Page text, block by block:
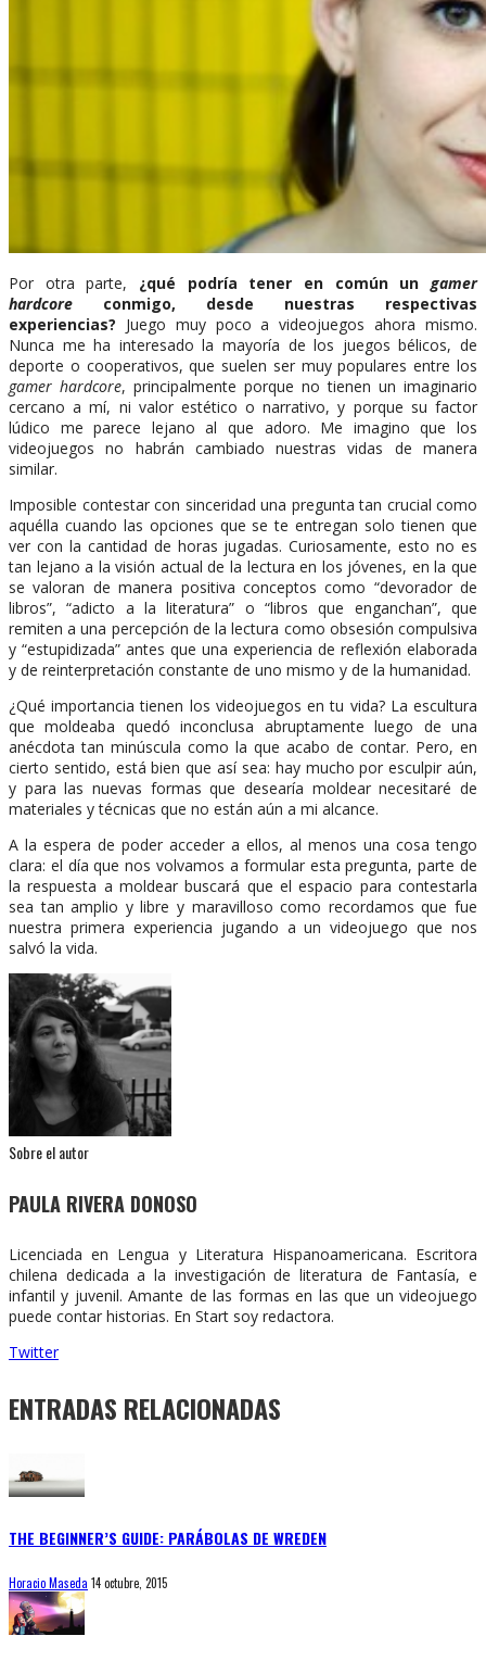
Por otra parte, ¿qué podría tener en común un gamer
hardcore conmigo, desde nuestras respectivas
experiencias? Juego muy poco a videojuegos ahora mismo.
Nunca me ha interesado la mayoría de los juegos bélicos, de
deporte o cooperativos, que suelen ser muy populares entre los
gamer hardcore, principalmente porque no tienen un imaginario
cercano a mí, ni valor estético o narrativo, y porque su factor
lúdico me parece lejano al que adoro. Me imagino que los
videojuegos no habrán cambiado nuestras vidas de manera
similar.
Imposible contestar con sinceridad una pregunta tan crucial como
aquélla cuando las opciones que se te entregan solo tienen que
ver con la cantidad de horas jugadas. Curiosamente, esto no es
tan lejano a la visión actual de la lectura en los jóvenes, en la que
se valoran de manera positiva conceptos como “devorador de
libros”, “adicto a la literatura” o “libros que enganchan”, que
remiten a una percepción de la lectura como obsesión compulsiva
y “estupidizada” antes que una experiencia de reflexión elaborada
y de reinterpretación constante de uno mismo y de la humanidad.
¿Qué importancia tienen los videojuegos en tu vida? La escultura
que moldeaba quedó inconclusa abruptamente luego de una
anécdota tan minúscula como la que acabo de contar. Pero, en
cierto sentido, está bien que así sea: hay mucho por esculpir aún,
y para las nuevas formas que desearía moldear necesitaré de
materiales y técnicas que no están aún a mi alcance.
A la espera de poder acceder a ellos, al menos una cosa tengo
clara: el día que nos volvamos a formular esta pregunta, parte de
la respuesta a moldear buscará que el espacio para contestarla
sea tan amplio y libre y maravilloso como recordamos que fue
nuestra primera experiencia jugando a un videojuego que nos
salvó la vida.
Sobre el autor
PAULA RIVERA DONOSO
Licenciada en Lengua y Literatura Hispanoamericana. Escritora
chilena dedicada a la investigación de literatura de Fantasía, e
infantil y juvenil. Amante de las formas en las que un videojuego
puede contar historias. En Start soy redactora.
Twitter
ENTRADAS RELACIONADAS
THE BEGINNER’S GUIDE: PARÁBOLAS DE WREDEN
Horacio Maseda 14 octubre, 2015